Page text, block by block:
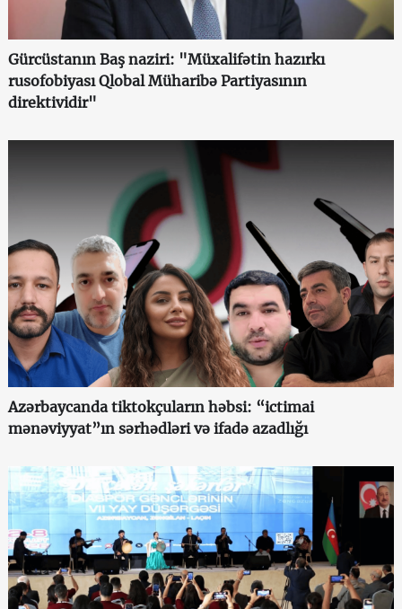
Gürcüstanın Baş naziri: "Müxalifətin hazırkı
rusofobiyası Qlobal Müharibə Partiyasının
direktividir"
Azərbaycanda tiktokçuların həbsi: “ictimai
mənəviyyat”ın sərhədləri və ifadə azadlığı